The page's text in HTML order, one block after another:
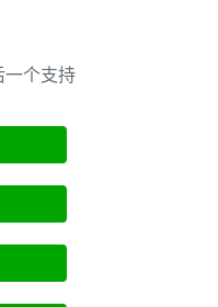
一个支持